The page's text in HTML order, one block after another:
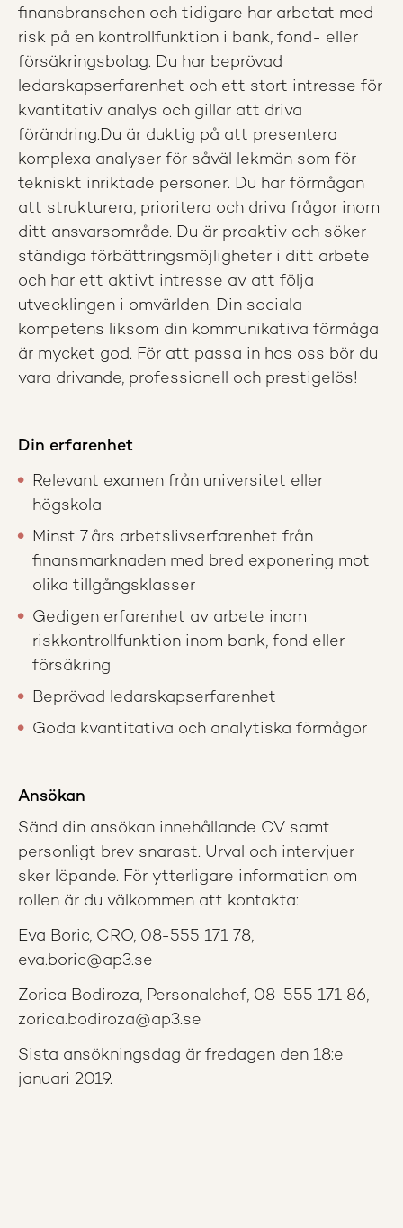
finansbranschen och tidigare har arbetat med
risk på en kontrollfunktion i bank, fond- eller
försäkringsbolag. Du har beprövad
ledarskapserfarenhet och ett stort intresse för
kvantitativ analys och gillar att driva
förändring.Du är duktig på att presentera
komplexa analyser för såväl lekmän som för
tekniskt inriktade personer. Du har förmågan
att strukturera, prioritera och driva frågor inom
ditt ansvarsområde. Du är proaktiv och söker
ständiga förbättringsmöjligheter i ditt arbete
och har ett aktivt intresse av att följa
utvecklingen i omvärlden. Din sociala
kompetens liksom din kommunikativa förmåga
är mycket god. För att passa in hos oss bör du
vara drivande, professionell och prestigelös!
Din erfarenhet
Relevant examen från universitet eller
högskola
Minst 7 års arbetslivserfarenhet från
finansmarknaden med bred exponering mot
olika tillgångsklasser
Gedigen erfarenhet av arbete inom
riskkontrollfunktion inom bank, fond eller
försäkring
Beprövad ledarskapserfarenhet
Goda kvantitativa och analytiska förmågor
Ansökan
Sänd din ansökan innehållande CV samt
personligt brev snarast. Urval och intervjuer
sker löpande. För ytterligare information om
rollen är du välkommen att kontakta:
Eva Boric, CRO, 08-555 171 78,
eva.boric@ap3.se
Zorica Bodiroza, Personalchef, 08-555 171 86,
zorica.bodiroza@ap3.se
Sista ansökningsdag är fredagen den 18:e
januari 2019.